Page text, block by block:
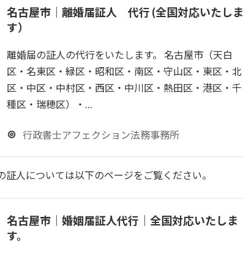
名古屋市｜離婚届証人 代行 (全国対応いたしま
す）
離婚届の証人の代行をいたします。 名古屋市（天白
区・名東区・緑区・昭和区・南区・守山区・東区・北
区・中区・中村区・西区・中川区・熱田区・港区・千
種区・瑞穂区）・…
行政書士アフェクション法務事務所
証人については以下のページをご覧ください。
名古屋市｜婚姻届証人代行｜全国対応いたしま
す。